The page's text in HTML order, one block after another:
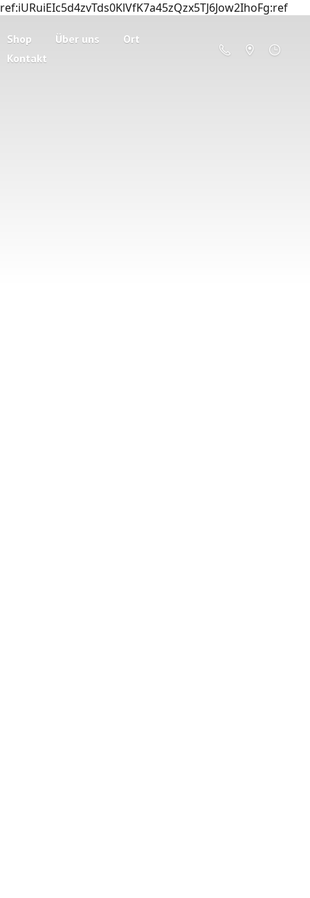
ref:iURuiEIc5d4zvTds0KlVfK7a45zQzx5TJ6Jow2IhoFg:ref
Shop Über uns
Ort
Kontakt